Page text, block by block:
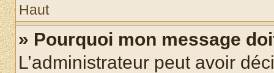
Haut
» Pourquoi mon message
L’administrateur peut avoir